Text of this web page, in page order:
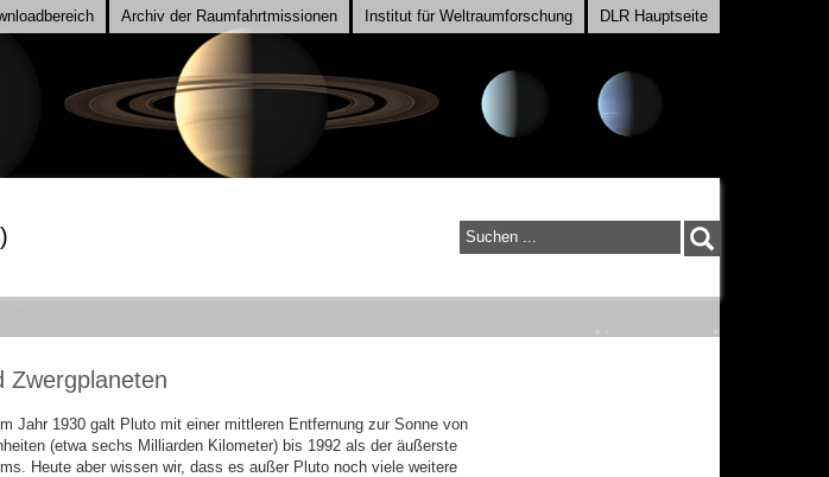
Suchen
Zwergplaneten
Jahr 1930 galt Pluto mit einer mittleren Entfernung zur Sonne von
(etwa sechs Milliarden Kilometer) bis 1992 als der äußerste
Heute aber wissen wir, dass es außer Pluto noch viele weitere
Archiv der Raumfahrtmissionen Institut für Weltraumforschung DLR Hauptseite